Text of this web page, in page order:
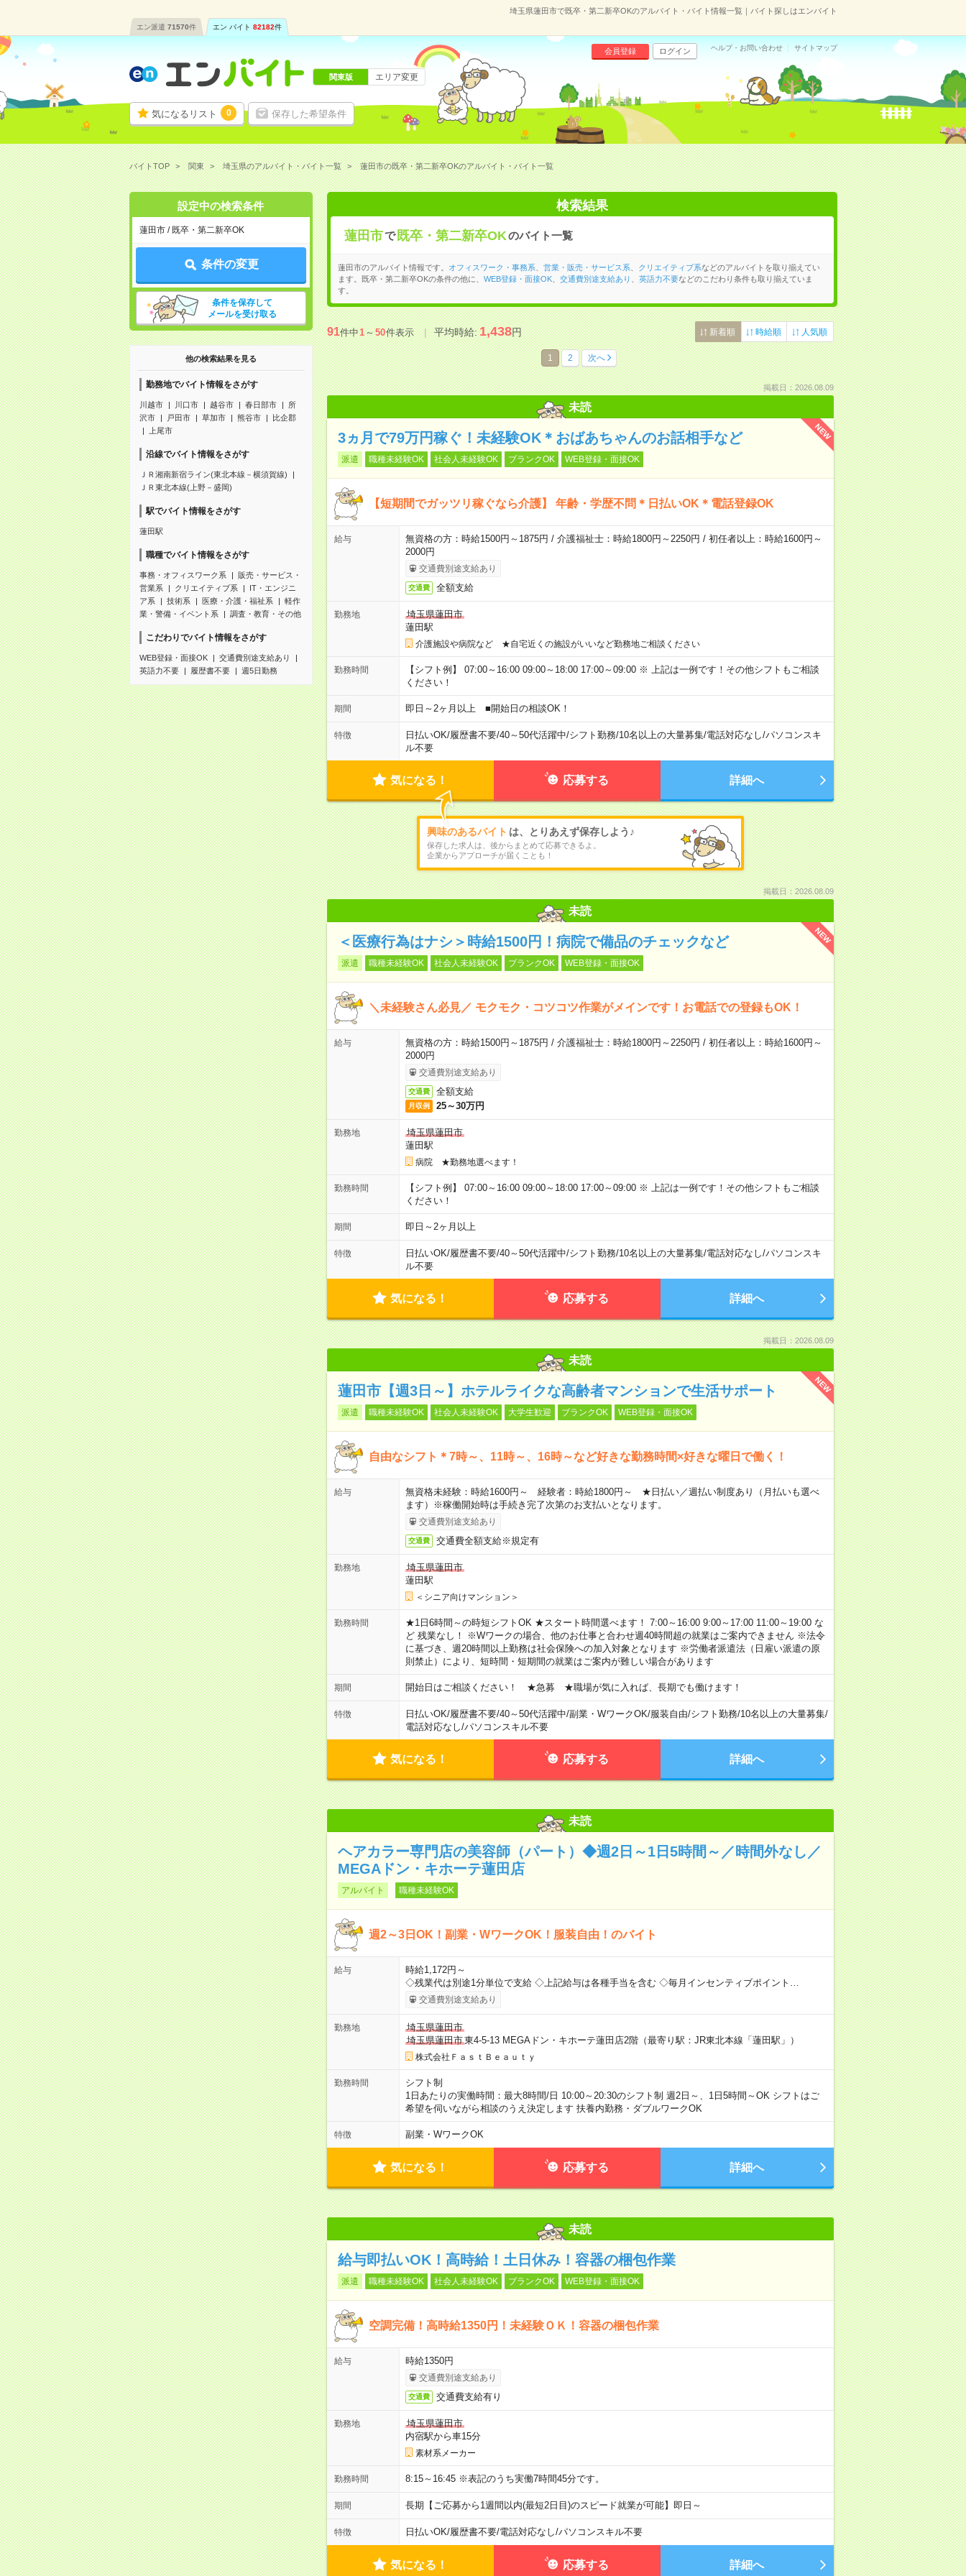
埼玉県蓮田市で既卒・第二新卒OKのアルバイト・バイト情報一覧｜バイト探しはエンバイト
エン派遣 71570件 エン バイト 82182件
気になるリスト 0 保存した希望条件
会員登録 ログイン ヘルプ・お問い合わせ サイトマップ
関東版 エリア変更
バイトTOP 関東 埼玉県のアルバイト・バイト一覧 蓮田市の既卒・第二新卒OKのアルバイト・バイト一覧
設定中の検索条件
蓮田市 / 既卒・第二新卒OK
条件の変更
条件を保存して
メールを受け取る
他の検索結果を見る
勤務地でバイト情報をさがす
川越市 川口市 越谷市 春日部市
所
沢市
戸田市 草加市 熊谷市
比企郡
上尾市
沿線でバイト情報をさがす
ＪＲ湘南新宿ライン(東北本線－横須賀線)
ＪＲ東北本線(上野－盛岡)
駅でバイト情報をさがす
蓮田駅
職種でバイト情報をさがす
事務・オフィスワーク系
販売・サービス・
営業系
クリエイティブ系
IT・エンジニ
ア系
技術系 医療・介護・福祉系
軽作
業・警備・イベント系
調査・教育・その他
こだわりでバイト情報をさがす
WEB登録・面接OK
交通費別途支給あり
英語力不要
履歴書不要 週5日勤務
検索結果
蓮田市で 既卒・第二新卒OKのバイト一覧
蓮田市のアルバイト情報です。 オフィスワーク・事務系 営業・販売・サービス系 クリエイティブ系などのアルバイトを取り揃えてい
ます。既卒・第二新卒OKの条件の他に、 WEB登録・面接OK、 交通費別途支給あり 英語力不要などのこだわり条件も取り揃えていま
す。
91件中1～50件表示 平均時給:1,438円 新着順 時給順 人気順
1 2 次へ
掲載日：2026.08.09
未読
NEW
3ヵ月で79万円稼ぐ！未経験OK＊おばあちゃんのお話相手など
派遣 職種未経験OK 社会人未経験OK ブランクOK WEB登録・面接OK
【短期間でガッツリ稼ぐなら介護】 年齢・学歴不問＊日払いOK＊電話登録OK
給与
無資格の方：時給1500円～1875円 / 介護福祉士：時給1800円～2250円 / 初任者以上：時給1600円～
2000円
交通費別途支給あり
交通費 全額支給
勤務地
埼玉県蓮田市
蓮田駅
介護施設や病院など ★自宅近くの施設がいいなど勤務地ご相談ください
勤務時間
【シフト例】 07:00～16:00 09:00～18:00 17:00～09:00 ※ 上記は一例です！その他シフトもご相談
ください！
期間 即日～2ヶ月以上 ■開始日の相談OK！
特徴 日払いOK/履歴書不要/40～50代活躍中/シフト勤務/10名以上の大量募集/電話対応なし/パソコンスキ
ル不要
気になる！ 応募する 詳細へ
興味のあるバイト は、とりあえず保存しよう♪
保存した求人は、後からまとめて応募できるよ。
企業からアプローチが届くことも！
掲載日：2026.08.09
未読
NEW
＜医療行為はナシ＞時給1500円！病院で備品のチェックなど
派遣 職種未経験OK 社会人未経験OK ブランクOK WEB登録・面接OK
＼未経験さん必見／ モクモク・コツコツ作業がメインです！お電話での登録もOK！
給与
無資格の方：時給1500円～1875円 / 介護福祉士：時給1800円～2250円 / 初任者以上：時給1600円～
2000円
交通費別途支給あり
交通費 全額支給
月収例 25～30万円
勤務地
埼玉県蓮田市
蓮田駅
病院 ★勤務地選べます！
勤務時間
【シフト例】 07:00～16:00 09:00～18:00 17:00～09:00 ※ 上記は一例です！その他シフトもご相談
ください！
期間 即日～2ヶ月以上
特徴 日払いOK/履歴書不要/40～50代活躍中/シフト勤務/10名以上の大量募集/電話対応なし/パソコンスキ
ル不要
気になる！ 応募する 詳細へ
掲載日：2026.08.09
未読
NEW
蓮田市【週3日～】ホテルライクな高齢者マンションで生活サポート
派遣 職種未経験OK 社会人未経験OK 大学生歓迎 ブランクOK WEB登録・面接OK
自由なシフト＊7時～、11時～、16時～など好きな勤務時間×好きな曜日で働く！
給与
無資格未経験：時給1600円～ 経験者：時給1800円～ ★日払い／週払い制度あり（月払いも選べ
ます）※稼働開始時は手続き完了次第のお支払いとなります。
交通費別途支給あり
交通費 交通費全額支給※規定有
勤務地
埼玉県蓮田市
蓮田駅
＜シニア向けマンション＞
勤務時間
★1日6時間～の時短シフトOK ★スタート時間選べます！ 7:00～16:00 9:00～17:00 11:00～19:00 な
ど 残業なし！ ※Wワークの場合、他のお仕事と合わせ週40時間超の就業はご案内できません ※法令
に基づき、週20時間以上勤務は社会保険への加入対象となります ※労働者派遣法（日雇い派遣の原
則禁止）により、短時間・短期間の就業はご案内が難しい場合があります
期間 開始日はご相談ください！ ★急募 ★職場が気に入れば、長期でも働けます！
特徴 日払いOK/履歴書不要/40～50代活躍中/副業・WワークOK/服装自由/シフト勤務/10名以上の大量募集/
電話対応なし/パソコンスキル不要
気になる！ 応募する 詳細へ
未読
ヘアカラー専門店の美容師（パート）◆週2日～1日5時間～／時間外なし／
MEGAドン・キホーテ蓮田店
アルバイト 職種未経験OK
週2～3日OK！副業・WワークOK！服装自由！のバイト
給与
時給1,172円～
◇残業代は別途1分単位で支給 ◇上記給与は各種手当を含む ◇毎月インセンティブポイント…
交通費別途支給あり
勤務地
埼玉県蓮田市
埼玉県蓮田市東4-5-13 MEGAドン・キホーテ蓮田店2階（最寄り駅：JR東北本線「蓮田駅」）
株式会社ＦａｓｔＢｅａｕｔｙ
勤務時間
シフト制
1日あたりの実働時間：最大8時間/日 10:00～20:30のシフト制 週2日～、1日5時間～OK シフトはご
希望を伺いながら相談のうえ決定します 扶養内勤務・ダブルワークOK
特徴 副業・WワークOK
気になる！ 応募する 詳細へ
未読
給与即払いOK！高時給！土日休み！容器の梱包作業
派遣 職種未経験OK 社会人未経験OK ブランクOK WEB登録・面接OK
空調完備！高時給1350円！未経験ＯＫ！容器の梱包作業
給与 時給1350円
交通費別途支給あり
交通費 交通費支給有り
勤務地
埼玉県蓮田市
内宿駅から車15分
素材系メーカー
勤務時間 8:15～16:45 ※表記のうち実働7時間45分です。
期間 長期【ご応募から1週間以内(最短2日目)のスピード就業が可能】即日～
特徴 日払いOK/履歴書不要/電話対応なし/パソコンスキル不要
気になる！ 応募する 詳細へ